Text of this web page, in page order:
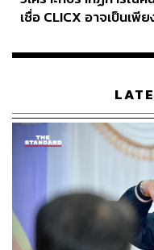
เชื่อ CLICX อาจเป็นเพี
เรือนไทยที่ถูกซุกไว้